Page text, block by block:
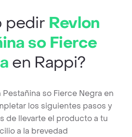
pedir Revlon
so Fierce
en Rappi?
Pestañina so Fierce Negra en
los siguientes pasos y
de llevarte el producto a tu
a la brevedad